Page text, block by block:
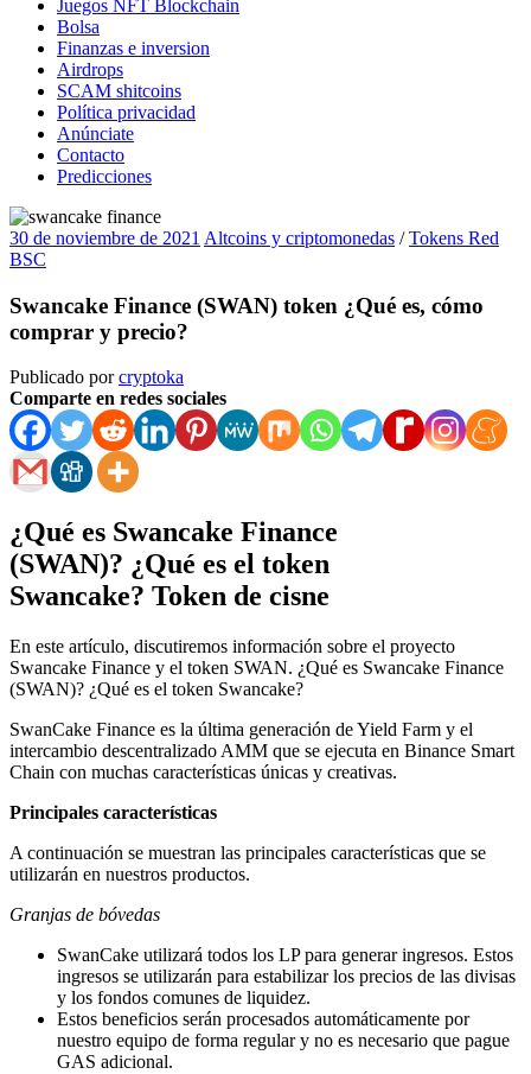
Juegos NFT Blockchain
Bolsa
Finanzas e inversion
Airdrops
SCAM shitcoins
Política privacidad
Anúnciate
Contacto
Predicciones
30 de noviembre de 2021 Altcoins y criptomonedas /Tokens Red
BSC
Swancake Finance (SWAN) token ¿Qué es, cómo
comprar y precio?
Publicado porcryptoka
Comparte en redes sociales
¿Qué es Swancake Finance
(SWAN)? ¿Qué es el token
Swancake? Token de cisne
En este artículo, discutiremos información sobre el proyecto
Swancake Finance y el token SWAN. ¿Qué es Swancake Finance
(SWAN)? ¿Qué es el token Swancake?
SwanCake Finance es la última generación de Yield Farm y el
intercambio descentralizado AMM que se ejecuta en Binance Smart
Chain con muchas características únicas y creativas.
Principales características
A continuación se muestran las principales características que se
utilizarán en nuestros productos.
Granjas de bóvedas
SwanCake utilizará todos los LP para generar ingresos. Estos
ingresos se utilizarán para estabilizar los precios de las divisas
y los fondos comunes de liquidez.
Estos beneficios serán procesados ​​automáticamente por
nuestro equipo de forma regular y no es necesario que pague
GAS adicional.